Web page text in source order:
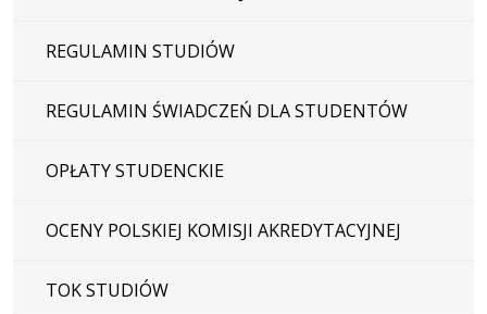
REGULAMIN STUDIÓW
REGULAMIN ŚWIADCZEŃ DLA STUDENTÓW
OPŁATY STUDENCKIE
OCENY POLSKIEJ KOMISJI AKREDYTACYJNEJ
TOK STUDIÓW